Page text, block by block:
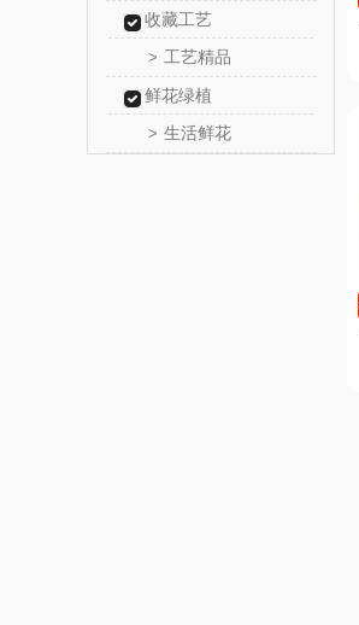
收藏工艺
> 工艺精品
鲜花绿植
> 生活鲜花